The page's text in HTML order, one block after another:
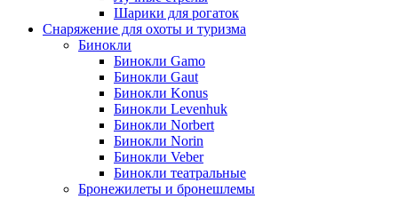
Шарики для рогаток
Снаряжение для охоты и туризма
Бинокли
Бинокли Gamo
Бинокли Gaut
Бинокли Konus
Бинокли Levenhuk
Бинокли Norbert
Бинокли Norin
Бинокли Veber
Бинокли театральные
Бронежилеты и бронешлемы